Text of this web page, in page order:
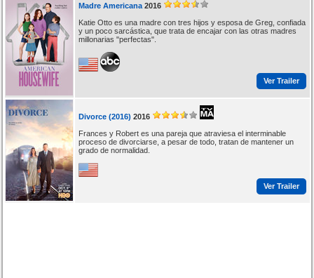
Madre Americana 2016
Katie Otto es una madre con tres hijos y esposa de Greg, confiada
y un poco sarcástica, que trata de encajar con las otras madres
millonarias "perfectas".
Ver Trailer
Divorce (2016) 2016
Frances y Robert es una pareja que atraviesa el interminable
proceso de divorciarse, a pesar de todo, tratan de mantener un
grado de normalidad.
Ver Trailer